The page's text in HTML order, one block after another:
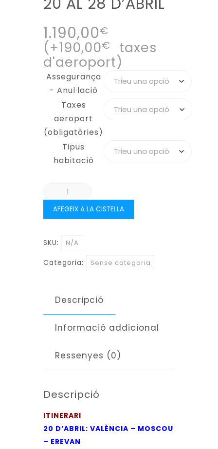
20 AL 28 D’ABRIL
1.190,00€
(+190,00€
taxes
d'aeroport)
Assegurança
- Anul·lació
Taxes
aeroport
(obligatòries)
Tipus
habitació
quantitat
de
LA
DE
SEDA
AFEGEIX A LA CISTELLA
SKU: N/A
Categoria: Sense categoria
Descripció
Informació addicional
Ressenyes (0)
Descripció
ITINERARI
20 D’ABRIL: VALÈNCIA – MOSCOU
– EREVAN